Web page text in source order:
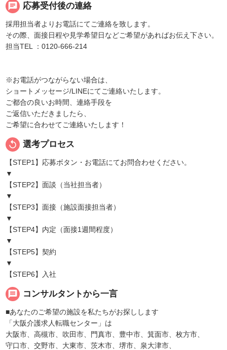
chat 応募受付後の連絡
採用担当者よりお電話にてご連絡を致します。
その際、面接日程や見学希望日などご希望があればお伝え下さい。
担当TEL ：0120-666-214
※お電話がつながらない場合は、
ショートメッセージ/LINEにてご連絡いたします。
ご都合の良いお時間、連絡手段を
ご返信いただきましたら、
ご希望に合わせてご連絡いたします！
replay 選考プロセス
【STEP1】応募ボタン・お電話にてお問合わせください。
▼
【STEP2】面談（当社担当者）
▼
【STEP3】面接（施設面接担当者）
▼
【STEP4】内定（面接1週間程度）
▼
【STEP5】契約
▼
【STEP6】入社
message コンサルタントから一言
■あなたのご希望の施設を私たちがお探しします
「大阪介護求人転職センター」は
大阪市、高槻市、吹田市、門真市、豊中市、箕面市、枚方市、
守口市、交野市、大東市、茨木市、堺市、泉大津市、